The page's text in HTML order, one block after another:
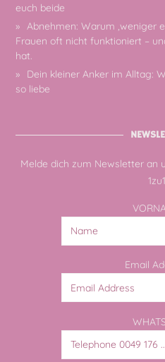
euch beide
Abnehmen: Warum ‚weniger
Frauen oft nicht funktioniert –
hat.
Dein kleiner Anker im Alltag:
so liebe
Melde dich zum Newsletter an
1zu1.
Email